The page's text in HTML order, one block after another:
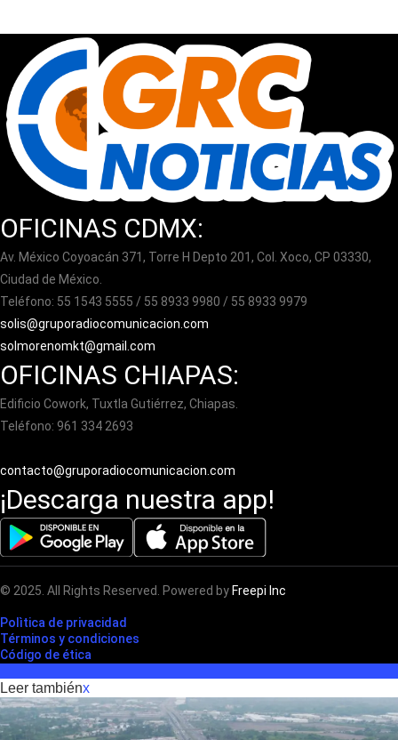
OFICINAS CDMX:
Av. México Coyoacán 371, Torre H Depto 201, Col. Xoco, CP 03330,
Ciudad de México.
Teléfono: 55 1543 5555 / 55 8933 9980 / 55 8933 9979
solis@gruporadiocomunicacion.com
solmorenomkt@gmail.com
OFICINAS CHIAPAS:
Edificio Cowork, Tuxtla Gutiérrez, Chiapas.
Teléfono: 961 334 2693
contacto@gruporadiocomunicacion.com
¡Descarga nuestra app!
© 2025. All Rights Reserved. Powered by Freepi Inc
Polìtica de privacidad
Términos y condiciones
Código de ética
Leer tambiénx